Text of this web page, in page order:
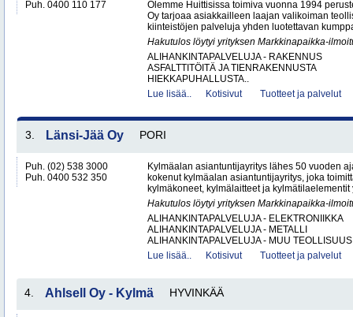
Puh. 0400 110 177
Olemme Huittisissa toimiva vuonna 1994
Oy tarjoaa asiakkailleen laajan valikoiman
kiinteistöjen palveluja yhden luotettavan
Hakutulos löytyi yrityksen Markkinapaikka-
ALIHANKINTAPALVELUJA - RAKENNUS
ASFALTTITÖITÄ JA TIENRAKENNUSTA
HIEKKAPUHALLUSTA..
Lue lisää..
Kotisivut Tuotteet ja palvelut
3. Länsi-Jää Oy PORI
Puh. (02) 538 3000
Puh. 0400 532 350
Kylmäalan asiantuntijayritys lähes 50 vuoden
kokenut kylmäalan asiantuntijayritys, joka
kylmäkoneet, kylmälaitteet ja kylmätilaelementit
Hakutulos löytyi yrityksen Markkinapaikka-
ALIHANKINTAPALVELUJA - ELEKTRONIIKKA
ALIHANKINTAPALVELUJA - METALLI
ALIHANKINTAPALVELUJA - MUU
Lue lisää..
Kotisivut Tuotteet ja palvelut
4. Ahlsell Oy - Kylmä HYVINKÄÄ